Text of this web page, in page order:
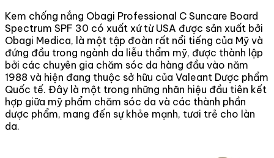
Kem chống nắng Obagi Professional C Suncare Board
Spectrum SPF 30 có xuất xứ từ USA được sản xuất bởi
Obagi Medica, là một tập đoàn rất nổi tiếng của Mỹ và
đứng đầu trong ngành da liễu thẩm mỹ, được thành lập
bởi các chuyên gia chăm sóc da hàng đầu vào năm
1988 và hiện đang thuộc sở hữu của Valeant Dược phẩm
Quốc tế. Đây là một trong những nhãn hiệu đầu tiên kết
hợp giữa mỹ phẩm chăm sóc da và các thành phần
dược phẩm, mang đến sự khỏe mạnh, tươi trẻ cho làn
da.